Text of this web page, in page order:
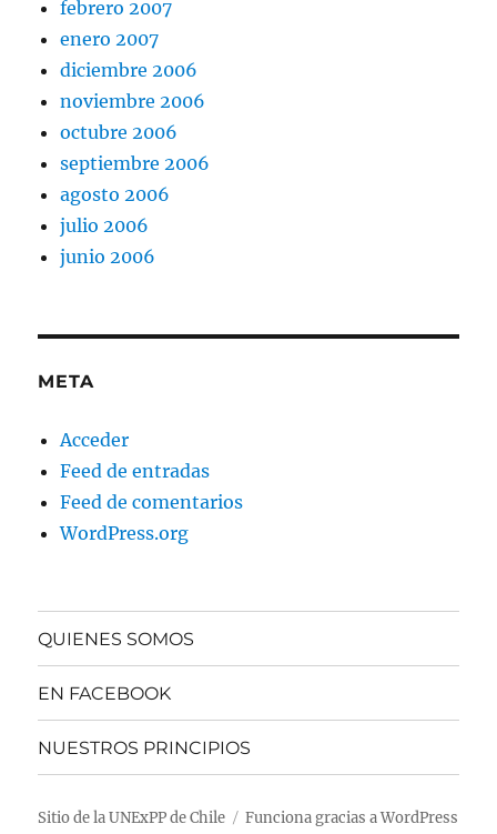
febrero 2007
enero 2007
diciembre 2006
noviembre 2006
octubre 2006
septiembre 2006
agosto 2006
julio 2006
junio 2006
META
Acceder
Feed de entradas
Feed de comentarios
WordPress.org
QUIENES SOMOS
EN FACEBOOK
NUESTROS PRINCIPIOS
Sitio de la UNExPP de Chile Funciona gracias a WordPress